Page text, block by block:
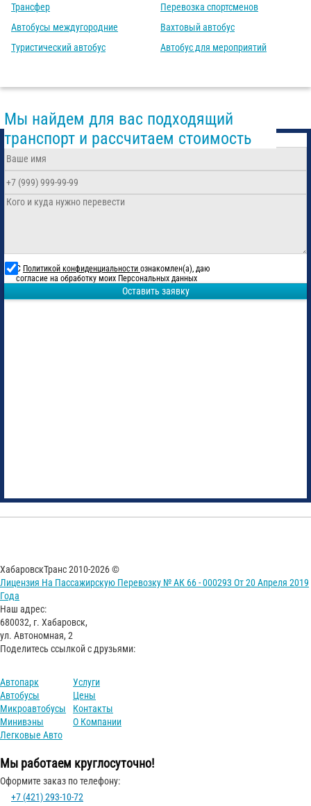
Трансфер
Автобусы междугородние
Туристический автобус
Перевозка спортсменов
Вахтовый автобус
Автобус для мероприятий
Мы найдем для вас подходящий
транспорт и рассчитаем стоимость
С Политикой конфиденциальности ознакомлен(а), даю
согласие на обработку моих Персональных данных
Оставить заявку
ХабаровскТранс 2010-2026 ©
Лицензия На Пассажирскую Перевозку № АК 66 - 000293 От 20 Апреля 2019
Года
Наш адрес:
680032, г. Хабаровск,
ул. Автономная, 2
Поделитесь ссылкой с друзьями:
Автопарк
Автобусы
Микроавтобусы
Минивэны
Легковые Авто
Услуги
Цены
Контакты
О Компании
Мы работаем круглосуточно!
Оформите заказ по телефону:
+7 (421) 293-10-72